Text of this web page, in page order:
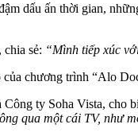
dấu ấn thời gian,
sẻ: “Mình tiếp xúc
chương trình “Alo
ty Soha Vista, cho
qua một cái TV, như